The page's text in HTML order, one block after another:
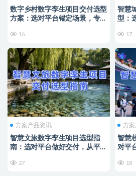
数字乡村数字孪生项目交付选型
方案：选对平台锚定场景，专业
16
智慧
型：
17
方案产品资讯
智慧文旅数字孪生项目选型指
南：选对平台做好交付，从平台
案 27
方
智慧
对平
18